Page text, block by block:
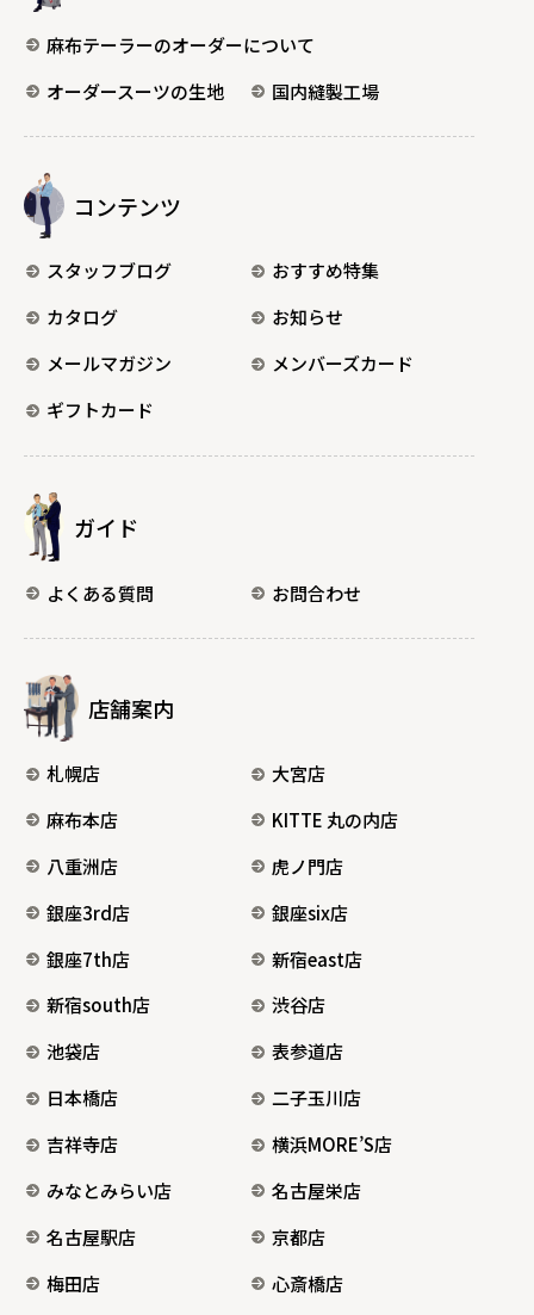
麻布テーラーのオーダーについて
オーダースーツの生地
国内縫製工場
コンテンツ
スタッフブログ
おすすめ特集
カタログ
お知らせ
メールマガジン
メンバーズカード
ギフトカード
ガイド
よくある質問 お問合わせ
店舗案内
札幌店
大宮店
麻布本店
KITTE 丸の内店
八重洲店
虎ノ門店
銀座3rd店
銀座six店
銀座7th店
新宿east店
新宿south店
渋谷店
池袋店
表参道店
日本橋店
二子玉川店
吉祥寺店
横浜MORE’S店
みなとみらい店
名古屋栄店
名古屋駅店
京都店
梅田店
心斎橋店